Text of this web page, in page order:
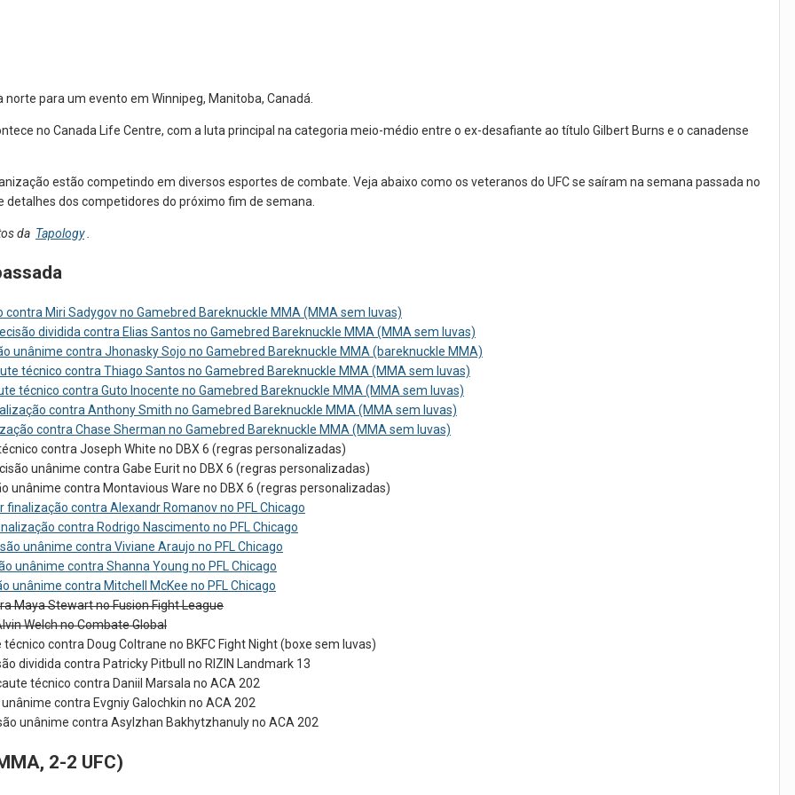
para um evento em Winnipeg, Manitoba, Canadá.
no Canada Life Centre, com a luta principal na categoria meio-médio entre o ex-desafiante ao título Gilbert Burns e o canadense
estão competindo em diversos esportes de combate. Veja abaixo como os veteranos do UFC se saíram na semana passada no
detalhes dos competidores do próximo fim de semana.
da Tapology
contra Miri Sadygov no Gamebred Bareknuckle MMA (MMA sem luvas)
dividida contra Elias Santos no Gamebred Bareknuckle MMA (MMA sem luvas)
unânime contra Jhonasky Sojo no Gamebred Bareknuckle MMA (bareknuckle MMA)
técnico contra Thiago Santos no Gamebred Bareknuckle MMA (MMA sem luvas)
técnico contra Guto Inocente no Gamebred Bareknuckle MMA (MMA sem luvas)
contra Anthony Smith no Gamebred Bareknuckle MMA (MMA sem luvas)
contra Chase Sherman no Gamebred Bareknuckle MMA (MMA sem luvas)
contra Joseph White no DBX 6 (regras personalizadas)
unânime contra Gabe Eurit no DBX 6 (regras personalizadas)
unânime contra Montavious Ware no DBX 6 (regras personalizadas)
contra Alexandr Romanov no PFL Chicago
contra Rodrigo Nascimento no PFL Chicago
unânime contra Viviane Araujo no PFL Chicago
unânime contra Shanna Young no PFL Chicago
unânime contra Mitchell McKee no PFL Chicago
Maya Stewart no Fusion Fight League
Welch no Combate Global
contra Doug Coltrane no BKFC Fight Night (boxe sem luvas)
dividida contra Patricky Pitbull no RIZIN Landmark 13
técnico contra Daniil Marsala no ACA 202
contra Evgniy Galochkin no ACA 202
unânime contra Asylzhan Bakhytzhanuly no ACA 202
2-2 UFC)